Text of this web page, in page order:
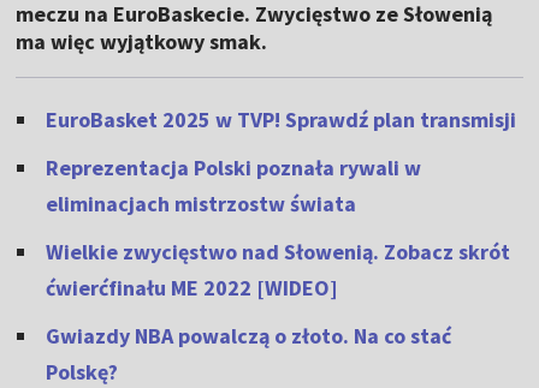
meczu na EuroBaskecie. Zwycięstwo ze Słowenią
ma więc wyjątkowy smak.
EuroBasket 2025 w TVP! Sprawdź plan transmisji
Reprezentacja Polski poznała rywali w
eliminacjach mistrzostw świata
Wielkie zwycięstwo nad Słowenią. Zobacz skrót
ćwierćfinału ME 2022 [WIDEO]
Gwiazdy NBA powalczą o złoto. Na co stać
Polskę?